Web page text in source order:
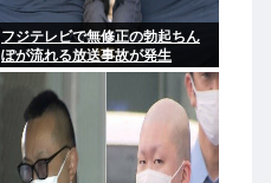
フジテレビで無修正の勃起ちん
ぽが流れる放送事故が発生